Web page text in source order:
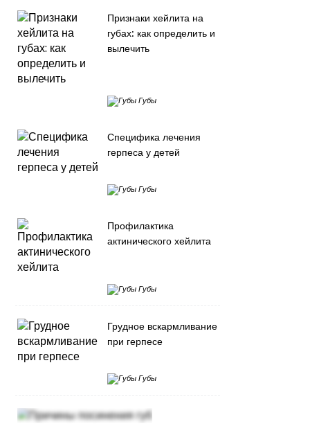
Признаки хейлита на
губах: как определить и
вылечить
Губы
Специфика лечения
герпеса у детей
Губы
Профилактика
актинического хейлита
Губы
Грудное вскармливание
при герпесе
Губы
Причины посинения губ